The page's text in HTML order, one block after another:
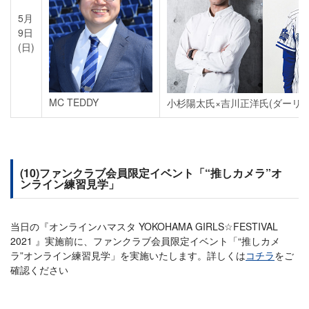
5月
9日
(日)
MC TEDDY 小杉陽太氏×吉川正洋氏(ダーリ
(10)ファンクラブ会員限定イベント「“推しカメラ”オ
ンライン練習見学」
当日の『オンラインハマスタ YOKOHAMA GIRLS☆FESTIVAL
2021 』実施前に、ファンクラブ会員限定イベント「“推しカメ
ラ”オンライン練習見学」を実施いたします。詳しくはコチラをご
確認ください